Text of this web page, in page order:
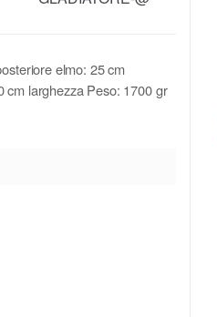
elmo: 25 cm
cm larghezza Peso: 1700 gr